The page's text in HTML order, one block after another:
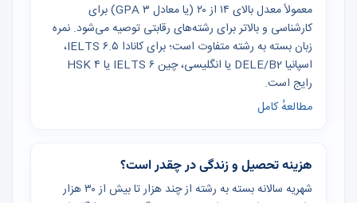
معمولاً معدل بالای ۱۴ از ۲۰ (یا معادل GPA ۳) برای
کارشناسی و بالاتر برای رشته‌های رقابتی توصیه می‌شود. نمره
زبان بسته به رشته متفاوت است؛ برای کانادا IELTS ۶.۵،
اسپانیا DELE/B2 یا انگلیسی، چین IELTS ۶ یا HSK ۴
رایج است.
مطالعهٔ کامل
هزینه تحصیل و زندگی در چقدر است؟
شهریه سالانه بسته به رشته از چند هزار تا بیش از ۳۰ هزار